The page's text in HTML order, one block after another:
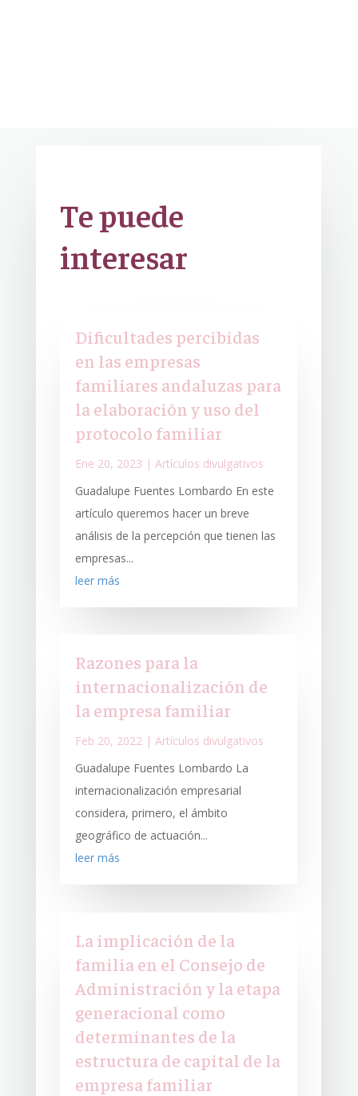
Te puede
interesar
Dificultades percibidas
en las empresas
familiares andaluzas para
la elaboración y uso del
protocolo familiar
Ene 20, 2023 | Artículos divulgativos
Guadalupe Fuentes Lombardo En este
artículo queremos hacer un breve
análisis de la percepción que tienen las
empresas...
leer más
Razones para la
internacionalización de
la empresa familiar
Feb 20, 2022| Artículos divulgativos
Guadalupe Fuentes Lombardo La
internacionalización empresarial
considera, primero, el ámbito
geográfico de actuación...
leer más
La implicación de la
familia en el Consejo de
Administración y la etapa
generacional como
determinantes de la
estructura de capital de la
empresa familiar